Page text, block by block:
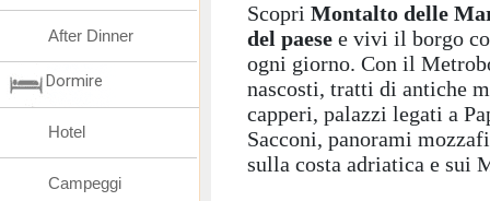
Scopri Montalto delle
del paese e vivi il borgo
ogni giorno. Con il
nascosti, tratti di antiche
capperi, palazzi legati a
Sacconi, panorami
sulla costa adriatica e sui
After Dinner
Dormire
Hotel
Campeggi